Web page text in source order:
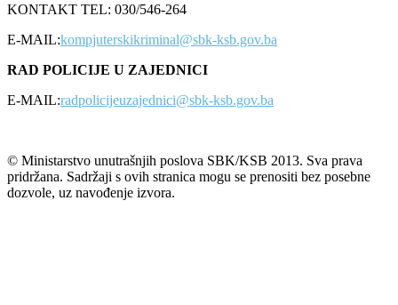
KONTAKT TEL: 030/546-264
E-MAIL:kompjuterskikriminal@sbk-ksb.gov.ba
RAD POLICIJE U ZAJEDNICI
E-MAIL:radpolicijeuzajednici@sbk-ksb.gov.ba
© Ministarstvo unutrašnjih poslova SBK/KSB 2013. Sva prava
pridržana. Sadržaji s ovih stranica mogu se prenositi bez posebne
dozvole, uz navođenje izvora.